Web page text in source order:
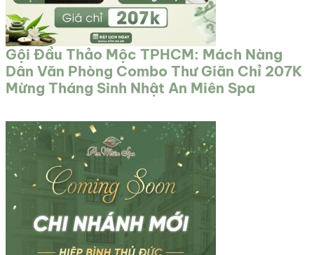
Gội Đầu Thảo Mộc TPHCM: Mách Nàng
Dân Văn Phòng Combo Thư Giãn Chỉ 207K
Mừng Tháng Sinh Nhật An Miên Spa